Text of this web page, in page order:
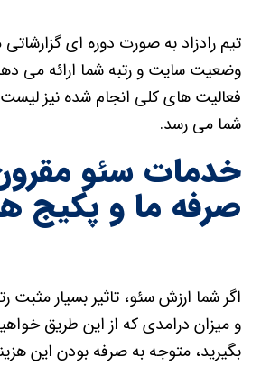
تیم رادزاد به صورت دوره ای گزارشاتی
وضعیت سایت و رتبه شما ارائه می
فعالیت های کلی انجام شده نیز
شما می رسد.
خدمات سئو
صرفه ما و پکیج
اگر شما ارزش سئو، تاثیر بسیار
و میزان درامدی که از این طریق
بگیرید، متوجه به صرفه بودن این